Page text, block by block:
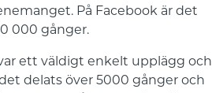
På Facebook är det
000 gånger.
ett väldigt enkelt upplägg och
delats över 5000 gånger och